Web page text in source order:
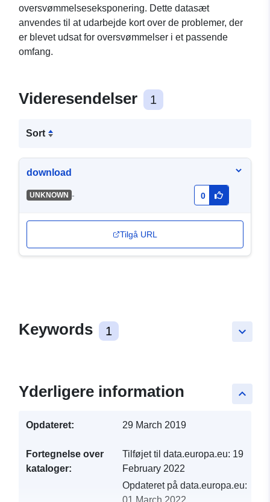
oversvømmelseseksponering. Dette datasæt
anvendes til at udarbejde kort over de problemer, der
er blevet udsat for oversvømmelser i et passende
omfang.
Videresendelser 1
Sort
download
UNKNOWN - 0
Tilgå URL
keyboard_arrow_down
Keywords 1
keyboard_arrow_up
Yderligere information
Opdateret: 29 March 2019
Fortegnelse over
kataloger:
Tilføjet til data.europa.eu: 19
February 2022
Opdateret på data.europa.eu: